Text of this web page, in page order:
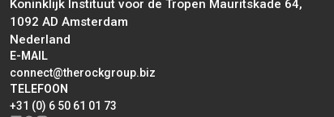
Koninklijk Instituut voor de Tropen Mauritskade 64,
1092 AD Amsterdam
Nederland
E-MAIL
connect@therockgroup.biz
TELEFOON
+31 (0) 6 50 61 01 73